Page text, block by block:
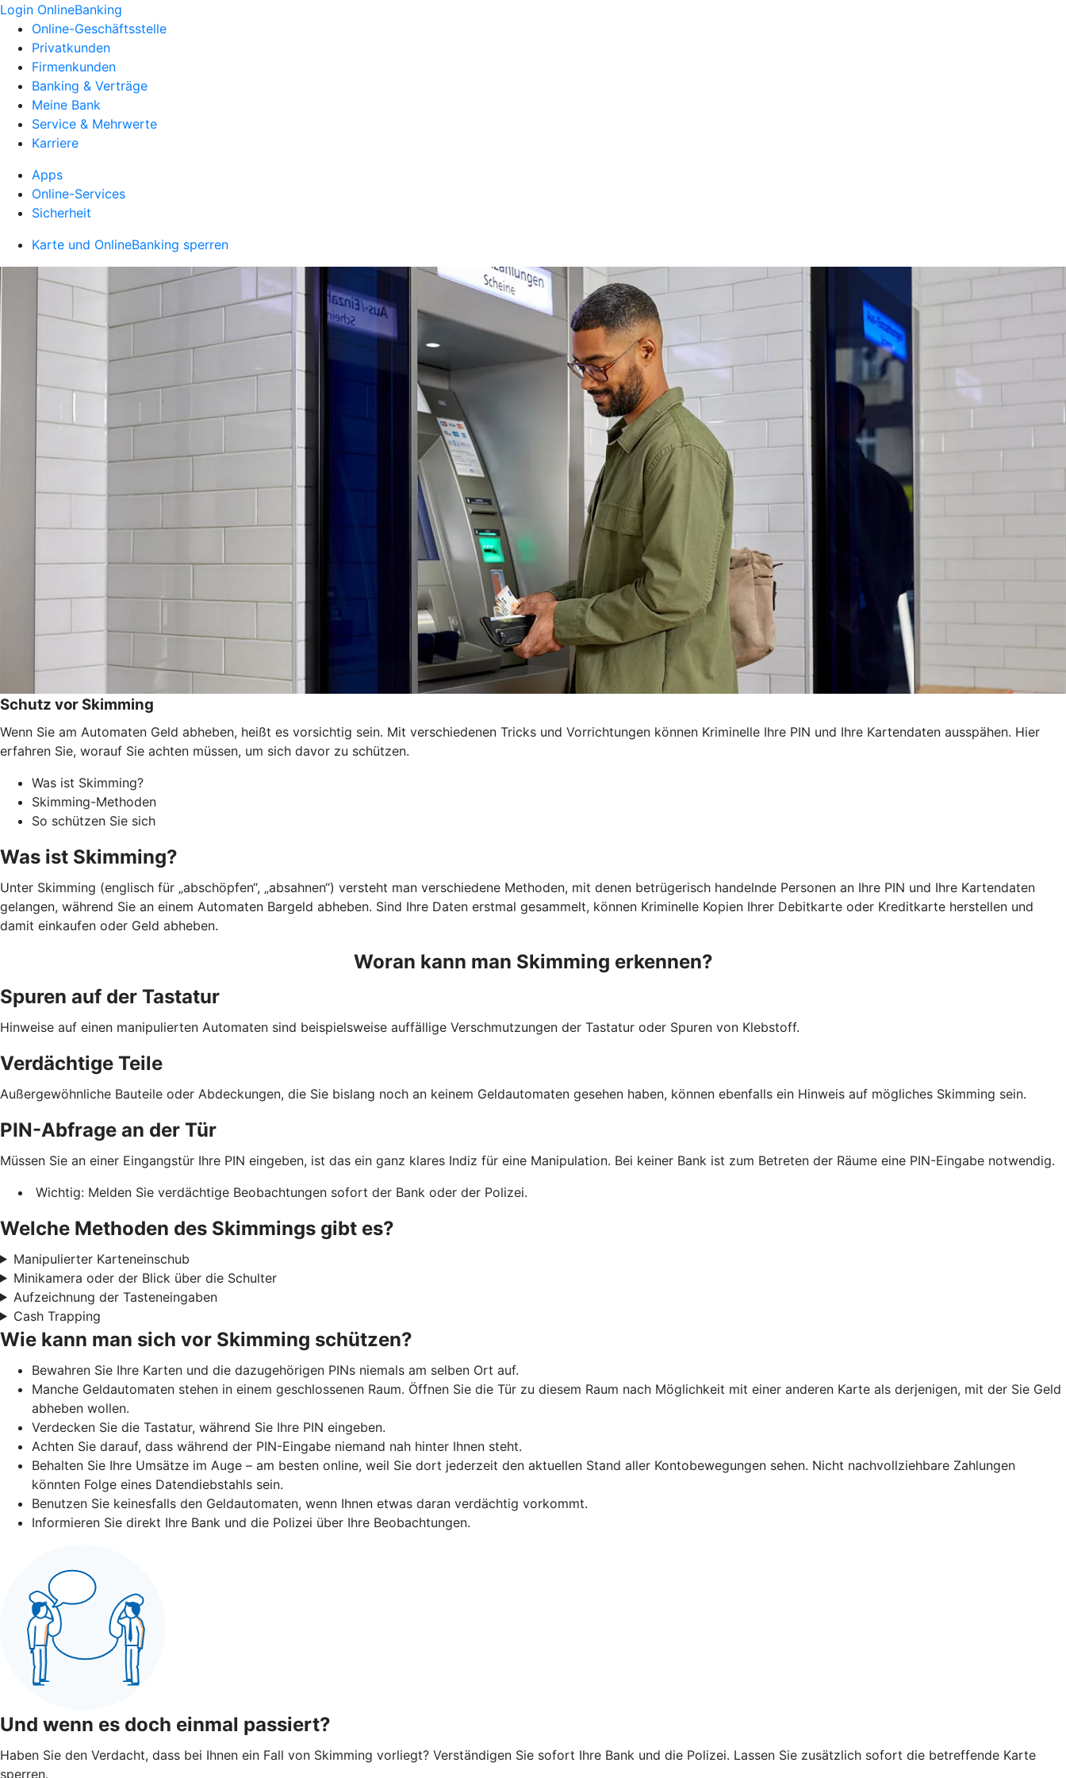
Login OnlineBanking
Online-Geschäftsstelle
Privatkunden
Firmenkunden
Banking & Verträge
Meine Bank
Service & Mehrwerte
Karriere
Apps
Online-Services
Sicherheit
Karte und OnlineBanking sperren
Schutz vor Skimming
Wenn Sie am Automaten Geld abheben, heißt es vorsichtig sein. Mit verschiedenen Tricks und Vorrichtungen können Kriminelle Ihre PIN und Ihre Kartendaten ausspähen. Hier
erfahren Sie, worauf Sie achten müssen, um sich davor zu schützen.
Was ist Skimming?
Skimming-Methoden
So schützen Sie sich
Was ist Skimming?
Unter Skimming (englisch für „abschöpfen“, „absahnen“) versteht man verschiedene Methoden, mit denen betrügerisch handelnde Personen an Ihre PIN und Ihre Kartendaten
gelangen, während Sie an einem Automaten Bargeld abheben. Sind Ihre Daten erstmal gesammelt, können Kriminelle Kopien Ihrer Debitkarte oder Kreditkarte herstellen und
damit einkaufen oder Geld abheben.
Woran kann man Skimming erkennen?
Spuren auf der Tastatur
Hinweise auf einen manipulierten Automaten sind beispielsweise auffällige Verschmutzungen der Tastatur oder Spuren von Klebstoff.
Verdächtige Teile
Außergewöhnliche Bauteile oder Abdeckungen, die Sie bislang noch an keinem Geldautomaten gesehen haben, können ebenfalls ein Hinweis auf mögliches Skimming sein.
PIN-Abfrage an der Tür
Müssen Sie an einer Eingangstür Ihre PIN eingeben, ist das ein ganz klares Indiz für eine Manipulation. Bei keiner Bank ist zum Betreten der Räume eine PIN-Eingabe notwendig.
Wichtig: Melden Sie verdächtige Beobachtungen sofort der Bank oder der Polizei.
Welche Methoden des Skimmings gibt es?
Manipulierter Karteneinschub
Minikamera oder der Blick über die Schulter
Aufzeichnung der Tasteneingaben
Cash Trapping
Wie kann man sich vor Skimming schützen?
Bewahren Sie Ihre Karten und die dazugehörigen PINs niemals am selben Ort auf.
Manche Geldautomaten stehen in einem geschlossenen Raum. Öffnen Sie die Tür zu diesem Raum nach Möglichkeit mit einer anderen Karte als derjenigen, mit der Sie Geld
abheben wollen.
Verdecken Sie die Tastatur, während Sie Ihre PIN eingeben.
Achten Sie darauf, dass während der PIN-Eingabe niemand nah hinter Ihnen steht.
Behalten Sie Ihre Umsätze im Auge – am besten online, weil Sie dort jederzeit den aktuellen Stand aller Kontobewegungen sehen. Nicht nachvollziehbare Zahlungen
könnten Folge eines Datendiebstahls sein.
Benutzen Sie keinesfalls den Geldautomaten, wenn Ihnen etwas daran verdächtig vorkommt.
Informieren Sie direkt Ihre Bank und die Polizei über Ihre Beobachtungen.
Und wenn es doch einmal passiert?
Haben Sie den Verdacht, dass bei Ihnen ein Fall von Skimming vorliegt? Verständigen Sie sofort Ihre Bank und die Polizei. Lassen Sie zusätzlich sofort die betreffende Karte
sperren.